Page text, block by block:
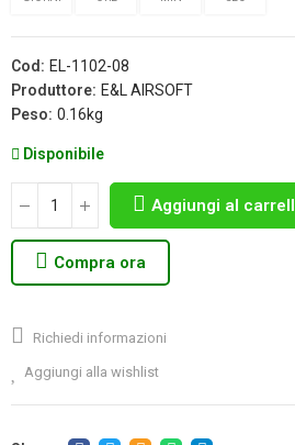
Cod: EL-1102-08
Produttore: E&L AIRSOFT
Peso: 0.16kg
Disponibile
Aggiungi al
Compra ora
Richiedi informazioni
Aggiungi alla wishlist